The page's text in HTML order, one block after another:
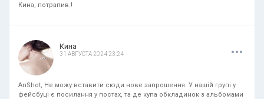
Кина, потрапив.!
Кина
31 АВГУСТА 2024 23:24 ...
AnShot, Не можу вставити сюди нове запрошення. У нашій групі у
фейсбуці є посилання у постах, та де купа обкладинок з альбомами